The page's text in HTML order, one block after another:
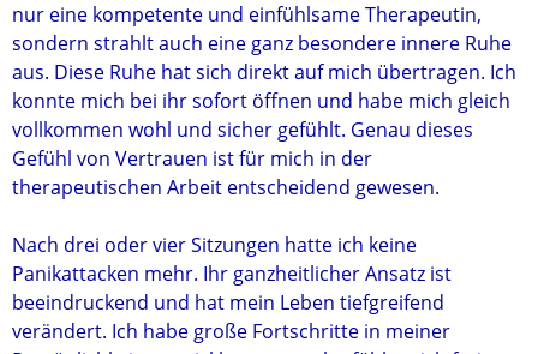
nur eine kompetente und einfühlsame Therapeutin,
sondern strahlt auch eine ganz besondere innere Ruhe
aus. Diese Ruhe hat sich direkt auf mich übertragen. Ich
konnte mich bei ihr sofort öffnen und habe mich gleich
vollkommen wohl und sicher gefühlt. Genau dieses
Gefühl von Vertrauen ist für mich in der
therapeutischen Arbeit entscheidend gewesen.
Nach drei oder vier Sitzungen hatte ich keine
Panikattacken mehr. Ihr ganzheitlicher Ansatz ist
beeindruckend und hat mein Leben tiefgreifend
verändert. Ich habe große Fortschritte in meiner